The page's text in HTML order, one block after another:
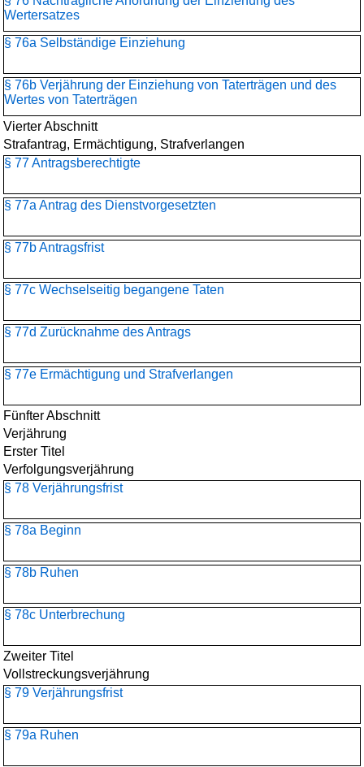
Wertersatzes
§ 76a Selbständige Einziehung
§ 76b Verjährung der Einziehung von Taterträgen und des
Wertes von Taterträgen
Vierter Abschnitt
Strafantrag, Ermächtigung, Strafverlangen
§ 77 Antragsberechtigte
§ 77a Antrag des Dienstvorgesetzten
§ 77b Antragsfrist
§ 77c Wechselseitig begangene Taten
§ 77d Zurücknahme des Antrags
§ 77e Ermächtigung und Strafverlangen
Fünfter Abschnitt
Verjährung
Erster Titel
Verfolgungsverjährung
§ 78 Verjährungsfrist
§ 78a Beginn
§ 78b Ruhen
§ 78c Unterbrechung
Zweiter Titel
Vollstreckungsverjährung
§ 79 Verjährungsfrist
§ 79a Ruhen